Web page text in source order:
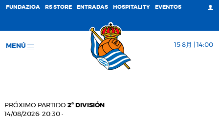
FUNDAZIOA RS STORE ENTRADAS HOSPITALITY EVENTOS
MENÚ 15 8月 | 14:00
PRÓXIMO PARTIDO 2ª DIVISIÓN
14/08/2026· 20:30 ·